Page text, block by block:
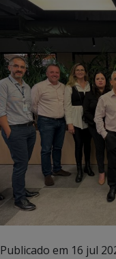
Publicado em 16 jul